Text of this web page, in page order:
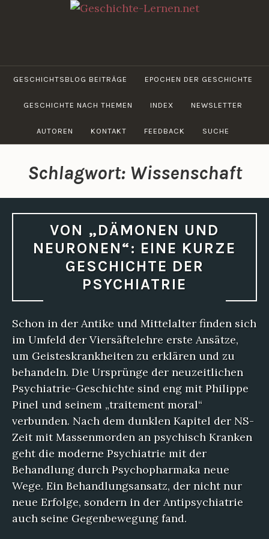
GESCHICHTE-
LERNEN.NET
GESCHICHTSBLOG BEITRÄGE EPOCHEN DER GESCHICHTE
GESCHICHTE NACH THEMEN INDEX NEWSLETTER
AUTOREN KONTAKT FEEDBACK SUCHE
Schlagwort: Wissenschaft
VON „DÄMONEN UND
NEURONEN“: EINE KURZE
GESCHICHTE DER
PSYCHIATRIE
Schon in der Antike und Mittelalter finden sich
im Umfeld der Viersäftelehre erste Ansätze,
um Geisteskrankheiten zu erklären und zu
behandeln. Die Ursprünge der neuzeitlichen
Psychiatrie-Geschichte sind eng mit Philippe
Pinel und seinem „traitement moral“
verbunden. Nach dem dunklen Kapitel der NS-
Zeit mit Massenmorden an psychisch Kranken
geht die moderne Psychiatrie mit der
Behandlung durch Psychopharmaka neue
Wege. Ein Behandlungsansatz, der nicht nur
neue Erfolge, sondern in der Antipsychiatrie
auch seine Gegenbewegung fand.